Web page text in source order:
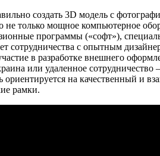
создать 3D модель с
только мощное компьютерное
программы («софт»),
сотрудничества с опытным
в разработке внешнего
или удаленное сотрудничество
ориентируется на качественный и
рамки.